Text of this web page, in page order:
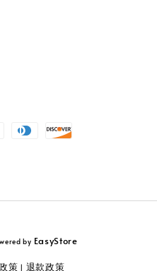
by EasyStore
策 | 退款政策